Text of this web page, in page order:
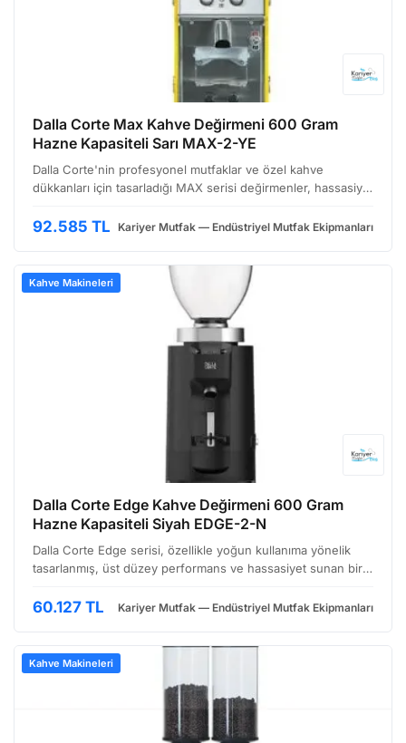
Dalla Corte Max Kahve Değirmeni 600 Gram
Hazne Kapasiteli Sarı MAX-2-YE
Dalla Corte'nin profesyonel mutfaklar ve özel kahve
dükkanları için tasarladığı MAX serisi değirmenler, hassasiyet
renkli gövdesiyle dikkat çekerken, 600 gram k…
92.585 TL Kariyer Mutfak — Endüstriyel Mutfak Ekipmanları
Kahve Makineleri
Dalla Corte Edge Kahve Değirmeni 600 Gram
Hazne Kapasiteli Siyah EDGE-2-N
Dalla Corte Edge serisi, özellikle yoğun kullanıma yönelik
tasarlanmış, üst düzey performans ve hassasiyet sunan bir
kafe zincirleri hem de evde profesyonel kahve dene…
60.127 TL Kariyer Mutfak — Endüstriyel Mutfak Ekipmanları
Kahve Makineleri